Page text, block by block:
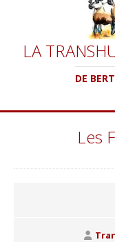
LA
DE
Les